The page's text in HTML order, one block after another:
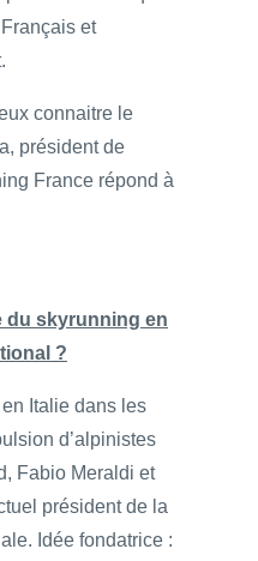
et
connaitre le
président de
France répond à
du skyrunning en
?
Italie dans les
d’alpinistes
Fabio Meraldi et
président de la
Idée fondatrice :